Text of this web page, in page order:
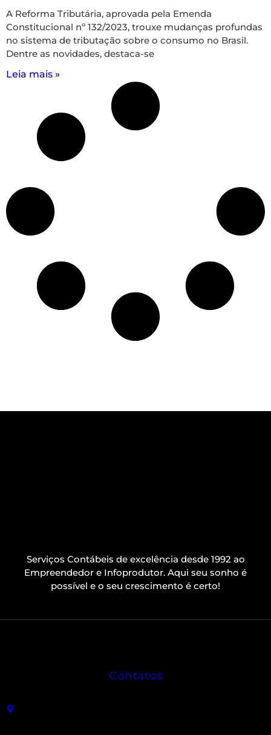
A Reforma Tributária, aprovada pela Emenda
Constitucional nº 132/2023, trouxe mudanças profundas
no sistema de tributação sobre o consumo no Brasil.
Dentre as novidades, destaca-se
Leia mais »
Serviços Contábeis de excelência desde 1992 ao
Empreendedor e Infoprodutor. Aqui seu sonho é
possível e o seu crescimento é certo!
Contatos